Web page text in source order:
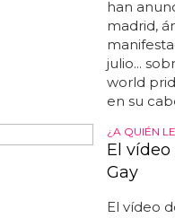
madrid
han
madrid,
julio...
world
en su
¿A QUIÉN
El vídeo